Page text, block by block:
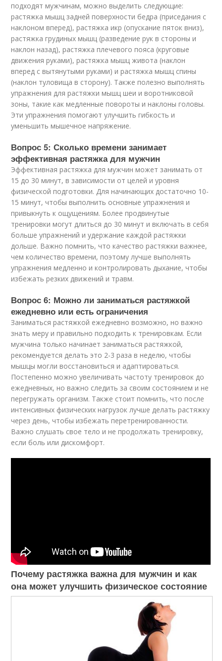
подходят мужчинам, можно выделить следующие:
растяжка мышц задней поверхности бедра (приседания с
наклоном вперед), растяжка икр (опускание пяток вниз),
растяжка грудиных мышц (разведение рук в стороны и
наклон назад), растяжка плечевого пояса (круговые
движения руками), растяжка мышц живота (наклон
вперед с вытянутыми руками) и растяжка мышц спины
(наклон туловища в сторону). Также полезно выполнять
упражнения для растяжки мышц шеи и воротниковой
зоны, такие как медленные повороты и наклоны головы.
Эти упражнения помогают улучшить гибкость и
уменьшить мышечное напряжение.
Вопрос 5: Сколько времени занимает
эффективная растяжка для мужчин
Эффективная растяжка для мужчин может занимать от
15 до 30 минут, в зависимости от целей и уровня
физической подготовки. Для начинающих достаточно 10-
15 минут, чтобы выполнить основные упражнения и
привыкнуть к ощущениям. Более продвинутые
тренировки могут длиться до 30 минут и включать в себя
больше упражнений и удержание каждой растяжки
дольше. Важно помнить, что качество растяжки важнее,
чем количество времени, поэтому лучше выполнять
упражнения медленно и контролировать дыхание, чтобы
избежать резких движений и травм.
Вопрос 6: Можно ли заниматься растяжкой
ежедневно или есть ограничения
Заниматься растяжкой ежедневно возможно, но важно
знать меру и правильно подходить к тренировкам. Если
мужчина только начинает заниматься растяжкой,
рекомендуется делать это 2-3 раза в неделю, чтобы
мышцы могли восстановиться и адаптироваться.
Постепенно можно увеличивать частоту тренировок до
ежедневных, но важно следить за своим состоянием и не
перегружать организм. Также стоит помнить, что после
интенсивных физических нагрузок лучше делать растяжку
через день, чтобы избежать перетренированности.
Важно слушать свое тело и не продолжать тренировку,
если боль или дискомфорт.
Почему растяжка важна для мужчин и как
она может улучшить физическое состояние